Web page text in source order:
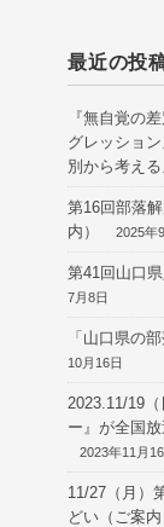
最近の投
『無自覚の
グレッショ
別から考え
第16回部落
内）
2025年
第41回山口
7月8日
「山口県の
10月16日
2023.11/19
ー』が全国
2023年11月
11/27（月）
どい（ご案